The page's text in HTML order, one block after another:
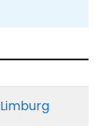
Limburg